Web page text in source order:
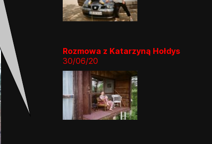
Rozmowa z Katarzyną Hołdys
30/06/20
👎